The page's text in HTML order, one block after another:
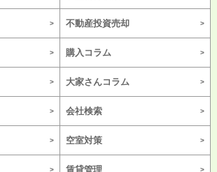
不動産投資売却
購入コラム
大家さんコラム
会社検索
空室対策
賃貸管理